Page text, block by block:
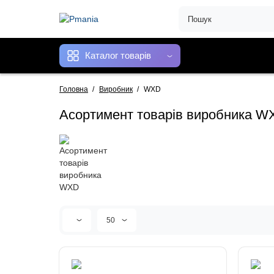
Каталог товарів
Головна Виробник WXD
Асортимент товарів виробника
50